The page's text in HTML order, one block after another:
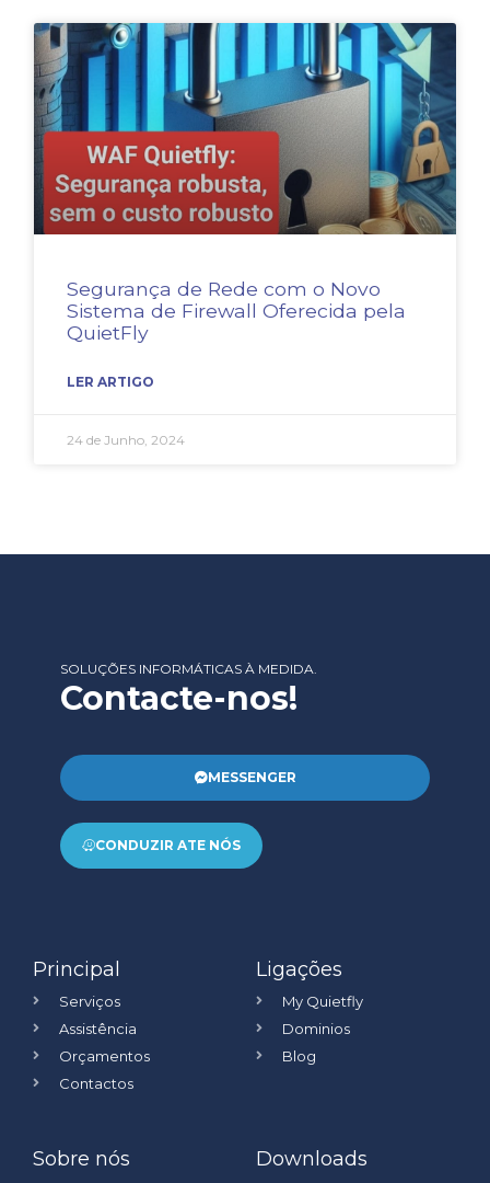
Segurança de Rede com o Novo
Sistema de Firewall Oferecida pela
QuietFly
LER ARTIGO
24 de Junho, 2024
SOLUÇÕES INFORMÁTICAS À MEDIDA.
Contacte-nos!
MESSENGER
CONDUZIR ATE NÓS
Principal
Serviços
Assistência
Orçamentos
Contactos
Ligações
My Quietfly
Dominios
Blog
Sobre nós Downloads